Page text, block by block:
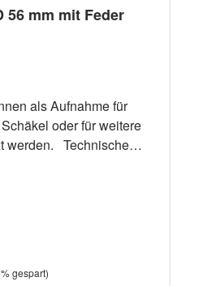
56 mm mit Feder
als Aufnahme für
oder für weitere
Technische
gespart)